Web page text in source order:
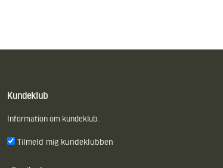
Kundeklub
Information om kundeklub.
Tilmeld mig kundeklubben